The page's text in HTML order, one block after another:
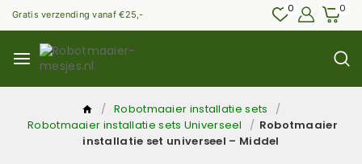
Gratis verzending vanaf €25,- 0 0
/ Robotmaaier installatie sets
/
Robotmaaier installatie sets Universeel
/ Robotmaaier
installatie set universeel – Middel